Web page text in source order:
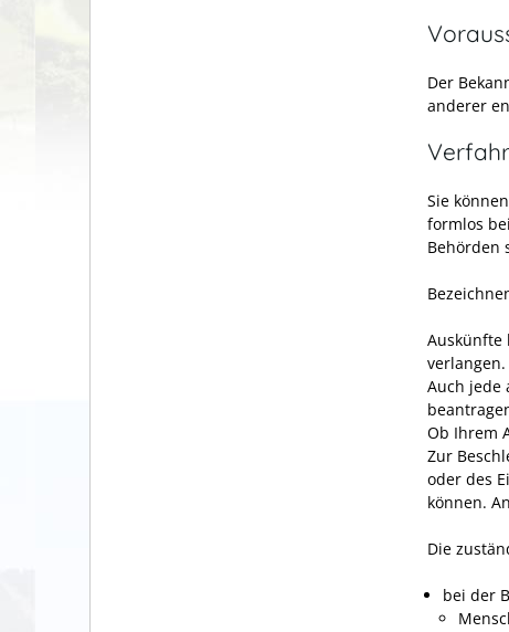
Der
anderer
Sie
formlos
Behörden
Auskünfte
verlangen.
Auch jede
Ob Ihrem
Zur
oder des
können.
Die
bei der